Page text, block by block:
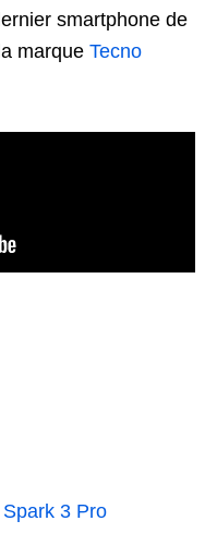
smartphone de
marque Tecno
3 Pro